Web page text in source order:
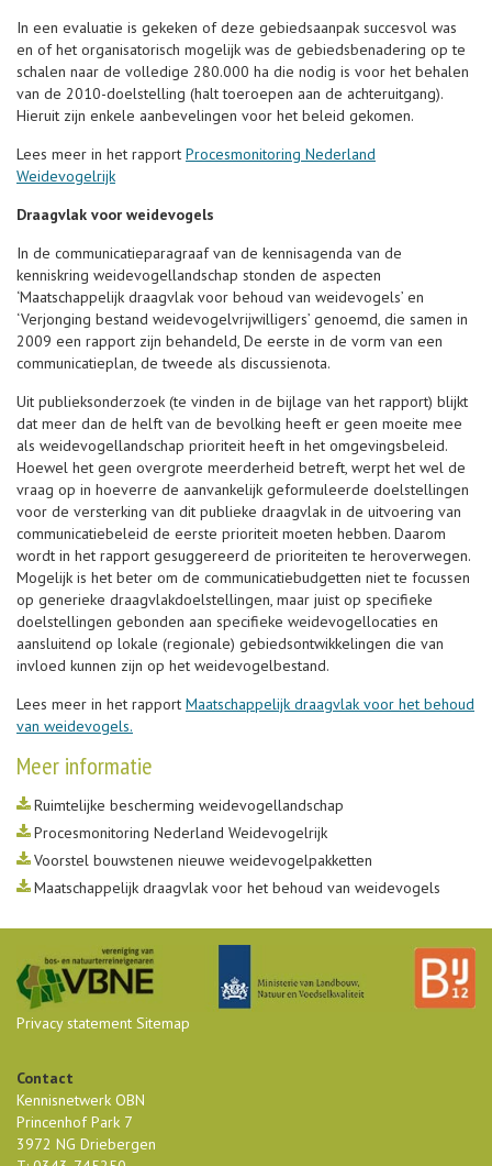
In een evaluatie is gekeken of deze gebiedsaanpak succesvol was
en of het organisatorisch mogelijk was de gebiedsbenadering op te
schalen naar de volledige 280.000 ha die nodig is voor het behalen
van de 2010-doelstelling (halt toeroepen aan de achteruitgang).
Hieruit zijn enkele aanbevelingen voor het beleid gekomen.
Lees meer in het rapport Procesmonitoring Nederland
Weidevogelrijk
Draagvlak voor weidevogels
In de communicatieparagraaf van de kennisagenda van de
kenniskring weidevogellandschap stonden de aspecten
‘Maatschappelijk draagvlak voor behoud van weidevogels’ en
‘Verjonging bestand weidevogelvrijwilligers’ genoemd, die samen in
2009 een rapport zijn behandeld, De eerste in de vorm van een
communicatieplan, de tweede als discussienota.
Uit publieksonderzoek (te vinden in de bijlage van het rapport) blijkt
dat meer dan de helft van de bevolking heeft er geen moeite mee
als weidevogellandschap prioriteit heeft in het omgevingsbeleid.
Hoewel het geen overgrote meerderheid betreft, werpt het wel de
vraag op in hoeverre de aanvankelijk geformuleerde doelstellingen
voor de versterking van dit publieke draagvlak in de uitvoering van
communicatiebeleid de eerste prioriteit moeten hebben. Daarom
wordt in het rapport gesuggereerd de prioriteiten te heroverwegen.
Mogelijk is het beter om de communicatiebudgetten niet te focussen
op generieke draagvlakdoelstellingen, maar juist op specifieke
doelstellingen gebonden aan specifieke weidevogellocaties en
aansluitend op lokale (regionale) gebiedsontwikkelingen die van
invloed kunnen zijn op het weidevogelbestand.
Lees meer in het rapport Maatschappelijk draagvlak voor het behoud
van weidevogels.
Meer informatie
Ruimtelijke bescherming weidevogellandschap
Procesmonitoring Nederland Weidevogelrijk
Voorstel bouwstenen nieuwe weidevogelpakketten
Maatschappelijk draagvlak voor het behoud van weidevogels
Privacy statement Sitemap
Contact
Kennisnetwerk OBN
Princenhof Park 7
3972 NG Driebergen